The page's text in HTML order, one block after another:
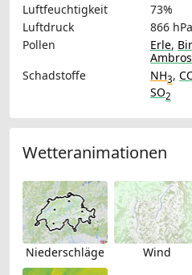
Luftfeuchtigkeit
73%
Luftdruck
866 hPa
Pollen
Erle,
Schadstoffe
NH3,
SO2
Wetteranimationen
Niederschläge Wind